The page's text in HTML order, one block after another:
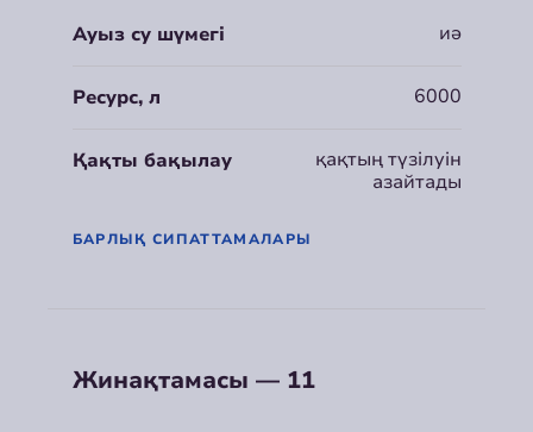
Ауыз су шүмегі иә
Ресурс, л 6000
Қақты бақылау
қақтың түзілуін
азайтады
БАРЛЫҚ СИПАТТАМАЛАРЫ
Жинақтамасы — 11